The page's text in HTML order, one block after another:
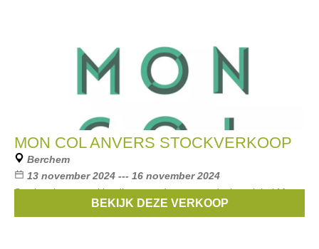
MON COL ANVERS STOCKVERKOOP
Berchem
13 november 2024 --- 16 november 2024
Stockverkoop van kleeding voor dames van designerlabel Mon
Col Anvers. Betalen kan cash of met betaalapps.
BEKIJK DEZE VERKOOP